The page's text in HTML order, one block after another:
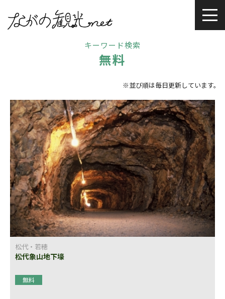
キーワード検索
無料
※並び順は毎日更新しています。
松代・若穂
松代象山地下壕
無料